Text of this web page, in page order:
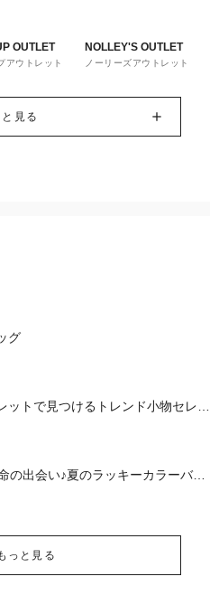
OUTLET
アウトレット
NOLLEY'S OUTLET
ノーリーズアウトレット
と見る
グ
ットで見つけるトレンド小物セレク
の出会い♪夏のラッキーカラーバッ
っと見る